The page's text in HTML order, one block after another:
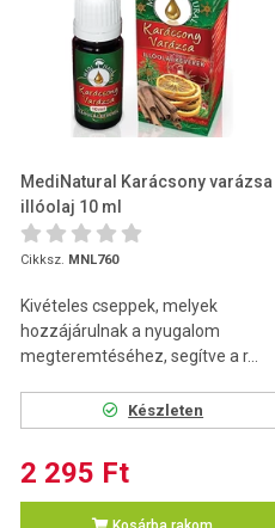
MediNatural Karácsony varázsa
illóolaj 10 ml
Cikksz. MNL760
Kivételes cseppek, melyek
hozzájárulnak a nyugalom
megteremtéséhez, segítve a r...
Készleten
2 295 Ft